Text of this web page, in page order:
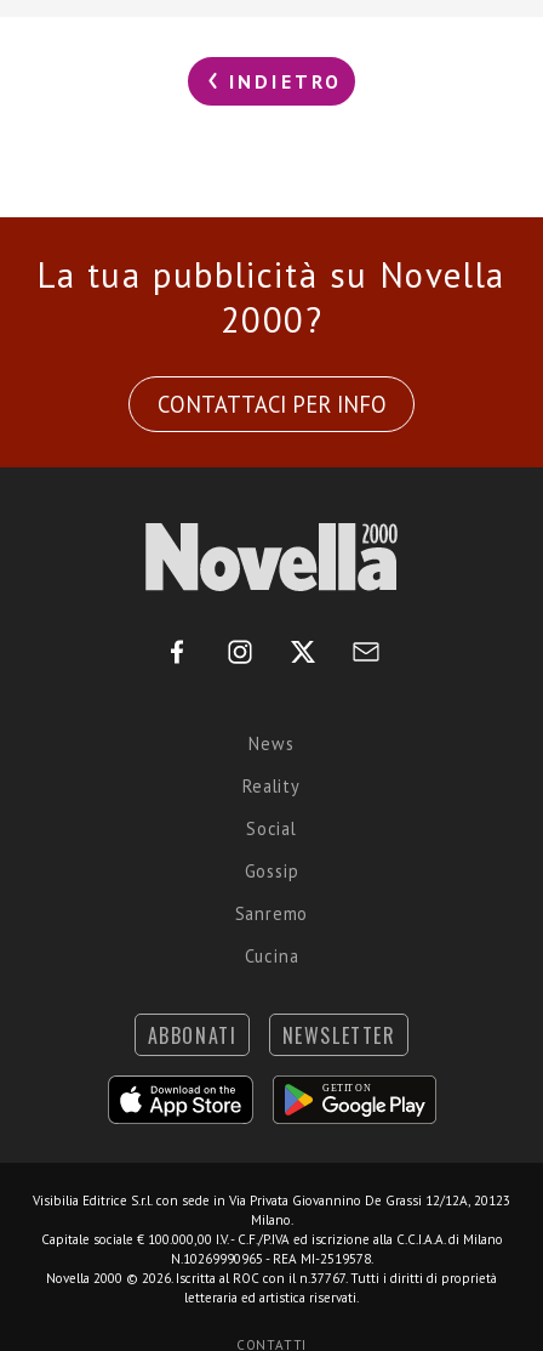
INDIETRO
La tua pubblicità su Novella
2000?
CONTATTACI PER INFO
News
Reality
Social
Gossip
Sanremo
Cucina
ABBONATI NEWSLETTER
Visibilia Editrice S.r.l. con sede in Via Privata Giovannino De Grassi 12/12A, 20123
Milano.
Capitale sociale € 100.000,00 I.V. - C.F./P.IVA ed iscrizione alla C.C.I.A.A. di Milano
N.10269990965 - REA MI-2519578.
Novella 2000 © 2026. Iscritta al ROC con il n.37767. Tutti i diritti di proprietà
letteraria ed artistica riservati.
CONTATTI